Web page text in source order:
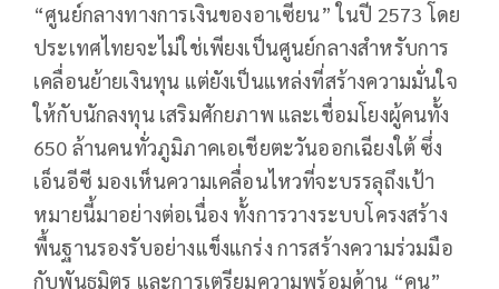
“ศูนย์กลางทางการเงินของอาเซียน” ในปี 2573 โดย
ประเทศไทยจะไม่ใช่เพียงเป็นศูนย์กลางสำหรับการ
เคลื่อนย้ายเงินทุน แต่ยังเป็นแหล่งที่สร้างความมั่นใจ
ให้กับนักลงทุน เสริมศักยภาพ และเชื่อมโยงผู้คนทั้ง
650 ล้านคนทั่วภูมิภาคเอเชียตะวันออกเฉียงใต้ ซึ่ง
เอ็นอีซี มองเห็นความเคลื่อนไหวที่จะบรรลุถึงเป้า
หมายนี้มาอย่างต่อเนื่อง ทั้งการวางระบบโครงสร้าง
พื้นฐานรองรับอย่างแข็งแกร่ง การสร้างความร่วมมือ
กับพันธมิตร และการเตรียมความพร้อมด้าน “คน”